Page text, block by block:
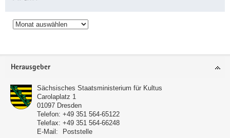
Archiv
Service
Herausgeber
Sächsisches Staatsministerium für Kultus
Carolaplatz 1
01097 Dresden
Telefon: +49 351 564-65122
Telefax: +49 351 564-66248
E-Mail:
Poststelle